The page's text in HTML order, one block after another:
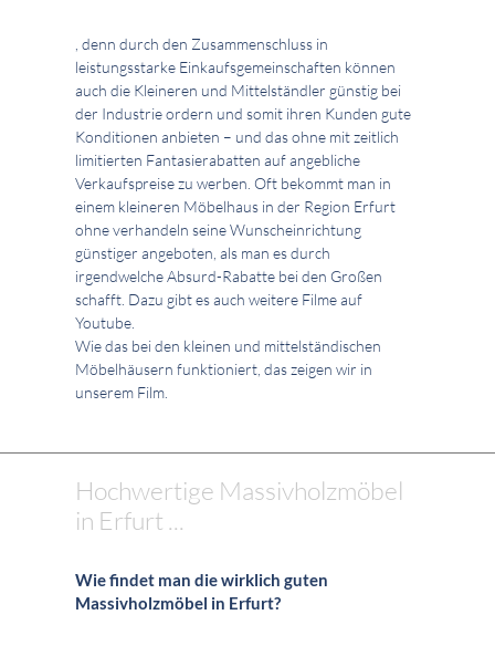
, denn durch den Zusammenschluss in
leistungsstarke Einkaufsgemeinschaften können
auch die Kleineren und Mittelständler günstig bei
der Industrie ordern und somit ihren Kunden gute
Konditionen anbieten – und das ohne mit zeitlich
limitierten Fantasierabatten auf angebliche
Verkaufspreise zu werben. Oft bekommt man in
einem kleineren Möbelhaus in der Region Erfurt
ohne verhandeln seine Wunscheinrichtung
günstiger angeboten, als man es durch
irgendwelche Absurd-Rabatte bei den Großen
schafft. Dazu gibt es auch weitere Filme auf
Youtube.
Wie das bei den kleinen und mittelständischen
Möbelhäusern funktioniert, das zeigen wir in
unserem Film.
Hochwertige Massivholzmöbel
in Erfurt ...
Wie findet man die wirklich guten
Massivholzmöbel in Erfurt?